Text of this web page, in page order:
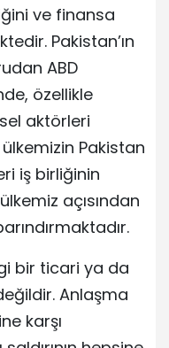
ve finansa
Pakistan’ın
ABD
özellikle
aktörleri
Pakistan
iş birliğinin
açısından
bir ticari ya da
Anlaşma
karşı